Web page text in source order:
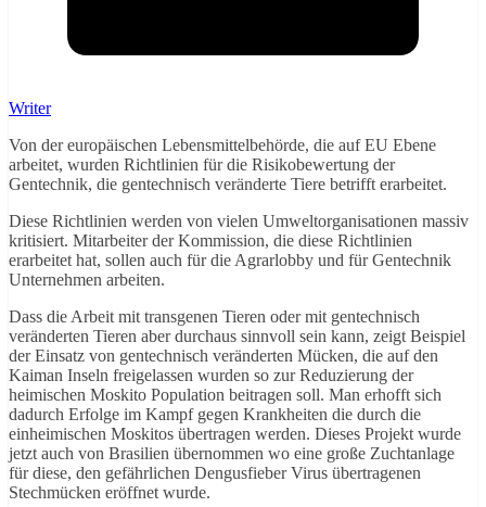
Writer
Von der europäischen Lebensmittelbehörde, die auf EU Ebene
arbeitet, wurden Richtlinien für die Risikobewertung der
Gentechnik, die gentechnisch veränderte Tiere betrifft erarbeitet.
Diese Richtlinien werden von vielen Umweltorganisationen massiv
kritisiert. Mitarbeiter der Kommission, die diese Richtlinien
erarbeitet hat, sollen auch für die Agrarlobby und für Gentechnik
Unternehmen arbeiten.
Dass die Arbeit mit transgenen Tieren oder mit gentechnisch
veränderten Tieren aber durchaus sinnvoll sein kann, zeigt Beispiel
der Einsatz von gentechnisch veränderten Mücken, die auf den
Kaiman Inseln freigelassen wurden so zur Reduzierung der
heimischen Moskito Population beitragen soll. Man erhofft sich
dadurch Erfolge im Kampf gegen Krankheiten die durch die
einheimischen Moskitos übertragen werden. Dieses Projekt wurde
jetzt auch von Brasilien übernommen wo eine große Zuchtanlage
für diese, den gefährlichen Dengusfieber Virus übertragenen
Stechmücken eröffnet wurde.